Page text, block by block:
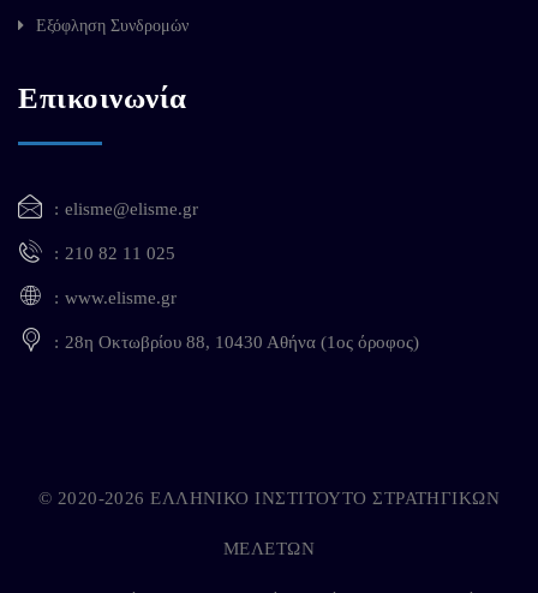
Εξόφληση Συνδρομών
Επικοινωνία
elisme@elisme.gr
210 82 11 025
www.elisme.gr
28η Οκτωβρίου 88, 10430 Αθήνα (1ος όροφος)
© 2020-2026 ΕΛΛΗΝΙΚΟ ΙΝΣΤΙΤΟΥΤΟ ΣΤΡΑΤΗΓΙΚΩΝ
ΜΕΛΕΤΩΝ